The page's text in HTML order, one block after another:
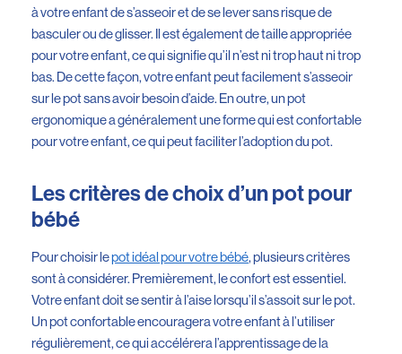
à votre enfant de s’asseoir et de se lever sans risque de
basculer ou de glisser. Il est également de taille appropriée
pour votre enfant, ce qui signifie qu’il n’est ni trop haut ni trop
bas. De cette façon, votre enfant peut facilement s’asseoir
sur le pot sans avoir besoin d’aide. En outre, un pot
ergonomique a généralement une forme qui est confortable
pour votre enfant, ce qui peut faciliter l’adoption du pot.
Les critères de choix d’un pot pour
bébé
Pour choisir lepot idéal pour votre bébé, plusieurs critères
sont à considérer. Premièrement, le confort est essentiel.
Votre enfant doit se sentir à l’aise lorsqu’il s’assoit sur le pot.
Un pot confortable encouragera votre enfant à l’utiliser
régulièrement, ce qui accélérera l’apprentissage de la